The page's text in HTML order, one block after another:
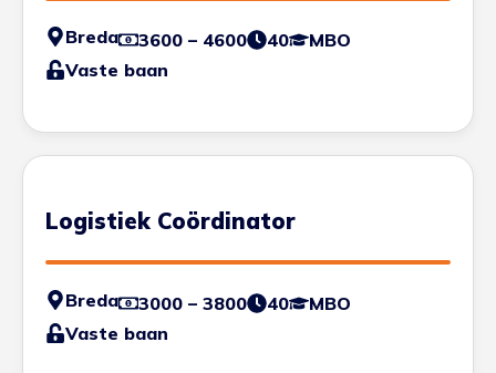
Breda 3600 – 4600 40
MBO
Vaste baan
Logistiek Coördinator
Breda 3000 – 3800 40
MBO
Vaste baan